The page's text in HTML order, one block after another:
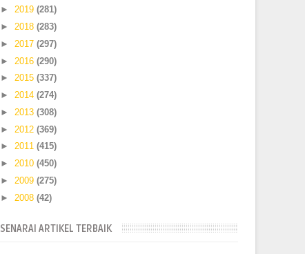
►2019(281)
►2018(283)
► 2017(297)
► 2016(290)
►2015(337)
►2014(274)
► 2013(308)
► 2012(369)
►2011(415)
►2010(450)
► 2009(275)
► 2008(42)
SENARAI ARTIKEL TERBAIK